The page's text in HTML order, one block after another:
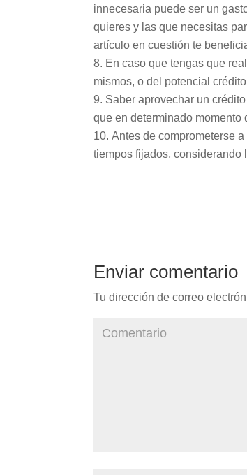
innecesaria puede ser un
quieres y las que necesitas
artículo en cuestión te
En caso que tengas que
mismos, o del potencial
Saber aprovechar un
que en determinado momento
Antes de comprometerse
tiempos fijados, considerando
Enviar comentario
Tu dirección de correo